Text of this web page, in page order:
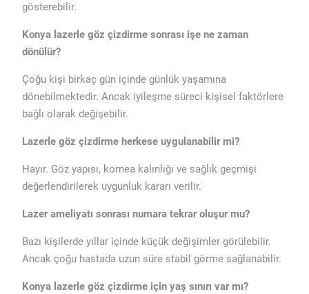
gösterebilir.
Konya lazerle göz çizdirme sonrası işe ne zaman
dönülür?
Çoğu kişi birkaç gün içinde günlük yaşamına
dönebilmektedir. Ancak iyileşme süreci kişisel faktörlere
bağlı olarak değişebilir.
Lazerle göz çizdirme herkese uygulanabilir mi?
Hayır. Göz yapısı, kornea kalınlığı ve sağlık geçmişi
değerlendirilerek uygunluk kararı verilir.
Lazer ameliyatı sonrası numara tekrar oluşur mu?
Bazı kişilerde yıllar içinde küçük değişimler görülebilir.
Ancak çoğu hastada uzun süre stabil görme sağlanabilir.
Konya lazerle göz çizdirme için yaş sınırı var mı?